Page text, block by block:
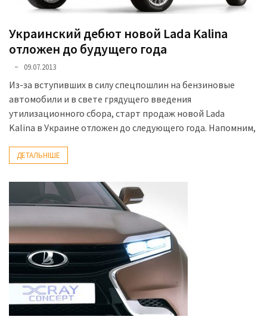
Украинский дебют новой Lada Kalina
отложен до будущего года
09.07.2013
Из-за вступивших в силу спецпошлин на бензиновые
автомобили и в свете грядущего введения
утилизационного сбора, старт продаж новой Lada
Kalina в Украине отложен до следующего года. Напомним,
ДЕТАЛЬНІШЕ